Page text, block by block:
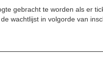
gebracht te worden als er
wachtlijst in volgorde van